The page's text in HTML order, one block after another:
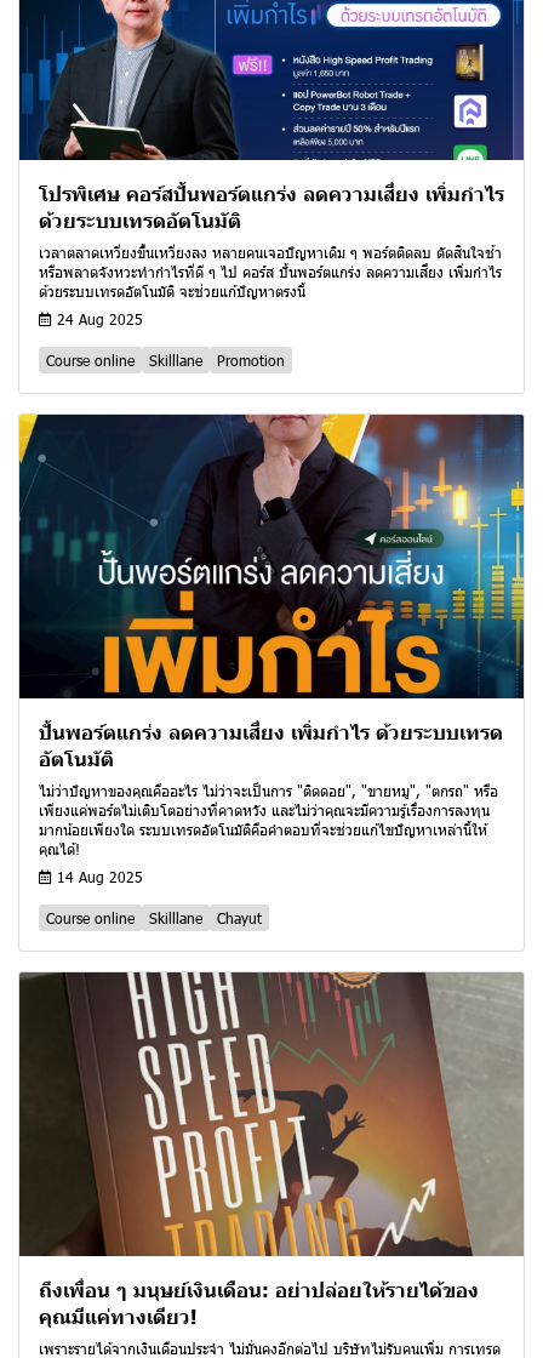
โปรพิเศษ คอร์สปั้นพอร์ตแกร่ง ลดความเสี่ยง เพิ่มกำไร
ด้วยระบบเทรดอัตโนมัติ
เวลาตลาดเหวี่ยงขึ้นเหวี่ยงลง หลายคนเจอปัญหาเดิม ๆ พอร์ตติดลบ ตัดสินใจช้า
หรือพลาดจังหวะทำกำไรที่ดี ๆ ไป คอร์ส ปั้นพอร์ตแกร่ง ลดความเสี่ยง เพิ่มกำไร
ด้วยระบบเทรดอัตโนมัติ จะช่วยแก้ปัญหาตรงนี้
24 Aug 2025
Course online Skilllane Promotion
ปั้นพอร์ตแกร่ง ลดความเสี่ยง เพิ่มกำไร ด้วยระบบเทรด
อัตโนมัติ
ไม่ว่าปัญหาของคุณคืออะไร ไม่ว่าจะเป็นการ "ติดดอย", "ขายหมู", "ตกรถ" หรือ
เพียงแค่พอร์ตไม่เติบโตอย่างที่คาดหวัง และไม่ว่าคุณจะมีความรู้เรื่องการลงทุน
มากน้อยเพียงใด ระบบเทรดอัตโนมัติคือคำตอบที่จะช่วยแก้ไขปัญหาเหล่านี้ให้
คุณได้!
14 Aug 2025
Course online Skilllane Chayut
ถึงเพื่อน ๆ มนุษย์เงินเดือน: อย่าปล่อยให้รายได้ของ
คุณมีแค่ทางเดียว!
เพราะรายได้จากเงินเดือนประจำ ไม่มั่นคงอีกต่อไป บริษัทไม่รับคนเพิ่ม การเทรด